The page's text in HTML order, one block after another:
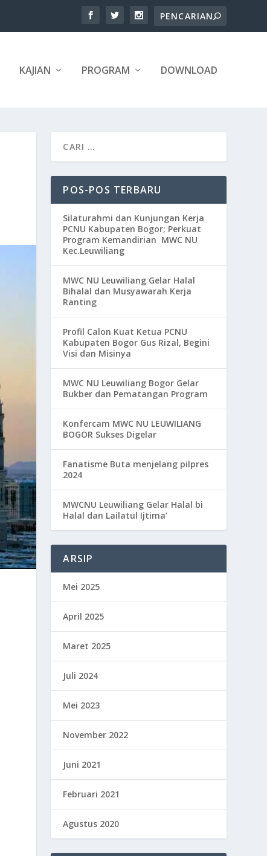
KAJIAN PROGRAM DOWNLOAD
POS-POS TERBARU
Silaturahmi dan Kunjungan Kerja
PCNU Kabupaten Bogor; Perkuat
Program Kemandirian MWC NU
Kec.Leuwiliang
MWC NU Leuwiliang Gelar Halal
Bihalal dan Musyawarah Kerja
Ranting
Profil Calon Kuat Ketua PCNU
Kabupaten Bogor Gus Rizal, Begini
Visi dan Misinya
MWC NU Leuwiliang Bogor Gelar
Bukber dan Pematangan Program
Konfercam MWC NU LEUWILIANG
BOGOR Sukses Digelar
Fanatisme Buta menjelang pilpres
2024
MWCNU Leuwiliang Gelar Halal bi
Halal dan Lailatul Ijtima’
ARSIP
Mei 2025
April 2025
Maret 2025
Juli 2024
Mei 2023
November 2022
Juni 2021
Februari 2021
Agustus 2020